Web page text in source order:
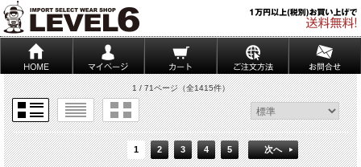
1 / 71ページ（全1415件）
1 2 3 4 5 次へ